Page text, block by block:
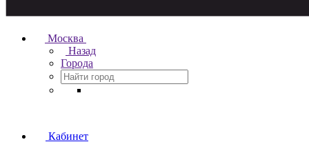
Москва
Назад
Города
Кабинет